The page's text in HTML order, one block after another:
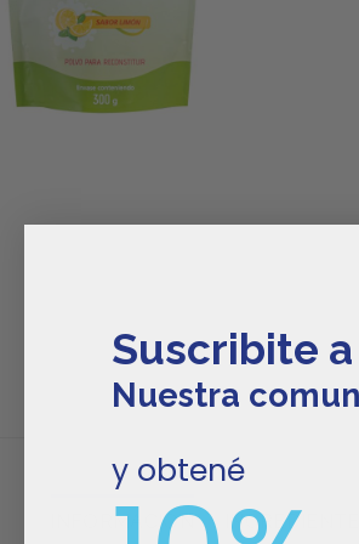
INFORMACIÓN
Suscribite a
Nuestra
y obtené